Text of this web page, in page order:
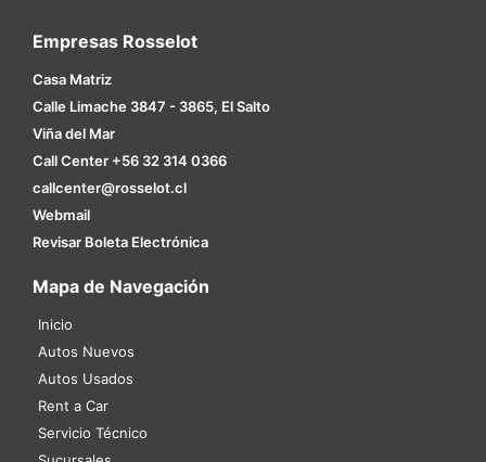
Empresas Rosselot
Casa Matriz
Calle Limache 3847 - 3865, El Salto
Viña del Mar
Call Center +56 32 314 0366
callcenter@rosselot.cl
Webmail
Revisar Boleta Electrónica
Mapa de Navegación
Inicio
Autos Nuevos
Autos Usados
Rent a Car
Servicio Técnico